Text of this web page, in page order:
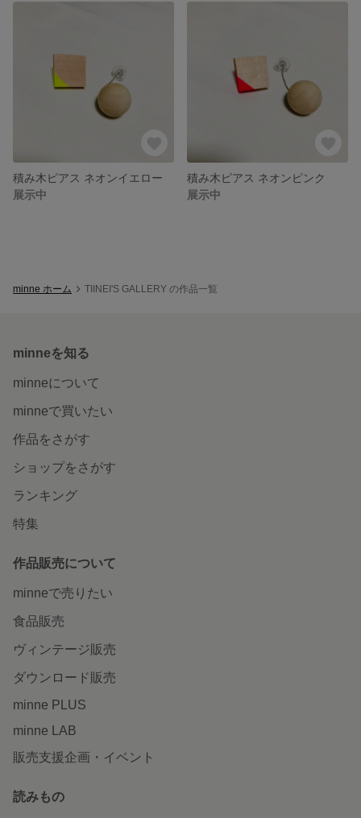
積み木ピアス ネオンイエロー
展示中
積み木ピアス ネオンピンク
展示中
minne ホーム TIINEI'S GALLERY の作品一覧
minneを知る
minneについて
minneで買いたい
作品をさがす
ショップをさがす
ランキング
特集
作品販売について
minneで売りたい
食品販売
ヴィンテージ販売
ダウンロード販売
minne PLUS
minne LAB
販売支援企画・イベント
読みもの